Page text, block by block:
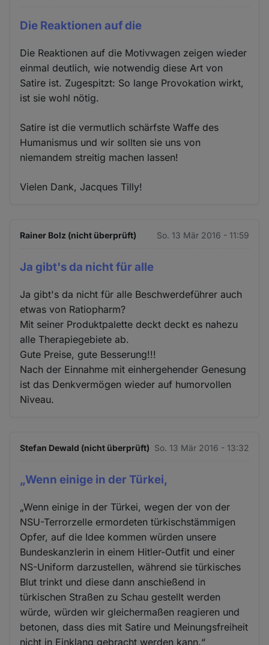
Die Reaktionen auf die
Die Reaktionen auf die Motivwagen zeigen wieder
einmal deutlich, wie notwendig diese Art von
Satire ist. Zugespitzt: So lange Provokation wirkt,
ist sie wohl nötig.
Satire ist die vermutlich schärfste Waffe des
Humanismus und wir sollten sie uns von
niemandem streitig machen lassen!
Vielen Dank, Jacques Tilly!
Rainer Bolz (nicht überprüft) So. 13 Mär 2016 - 11:59
Ja gibt's da nicht für alle
Ja gibt's da nicht für alle Beschwerdeführer auch
etwas von Ratiopharm?
Mit seiner Produktpalette deckt deckt es nahezu
alle Therapiegebiete ab.
Gute Preise, gute Besserung!!!
Nach der Einnahme mit einhergehender Genesung
ist das Denkvermögen wieder auf humorvollen
Niveau.
Stefan Dewald (nicht überprüft) So. 13 Mär 2016 - 13:32
„Wenn einige in der Türkei,
„Wenn einige in der Türkei, wegen der von der
NSU-Terrorzelle ermordeten türkischstämmigen
Opfer, auf die Idee kommen würden unsere
Bundeskanzlerin in einem Hitler-Outfit und einer
NS-Uniform darzustellen, während sie türkisches
Blut trinkt und diese dann anschießend in
türkischen Straßen zu Schau gestellt werden
würde, würden wir gleichermaßen reagieren und
betonen, dass dies mit Satire und Meinungsfreiheit
nicht in Einklang gebracht werden kann.“